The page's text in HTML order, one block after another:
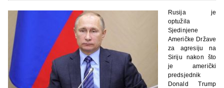
Rusija je
optužila
Sjedinjene
Američke Države
za agresiju na
Siriju nakon što
je američki
predsjednik
Donald Trump